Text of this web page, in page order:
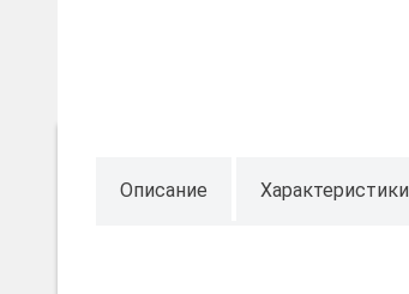
Описание Характеристики